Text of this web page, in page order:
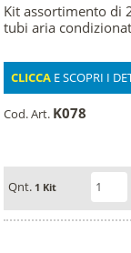
Kit assortimento di
tubi aria
CLICCA E SCOPRI I
Cod. Art. K078
Qnt. 1 Kit